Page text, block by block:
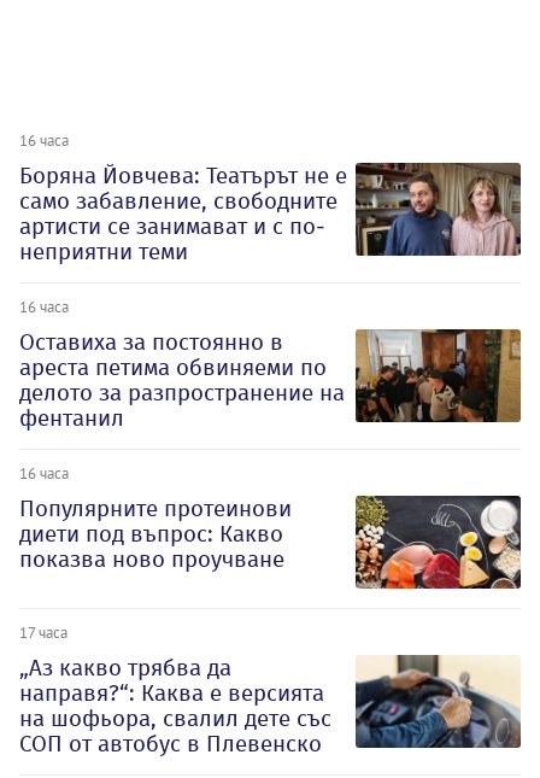
16 часа
Боряна Йовчева: Театърът не е
само забавление, свободните
артисти се занимават и с по-
неприятни теми
16 часа
Оставиха за постоянно в
ареста петима обвиняеми по
делото за разпространение на
фентанил
16 часа
Популярните протеинови
диети под въпрос: Какво
показва ново проучване
17 часа
„Аз какво трябва да
направя?“: Каква е версията
на шофьора, свалил дете със
СОП от автобус в Плевенско